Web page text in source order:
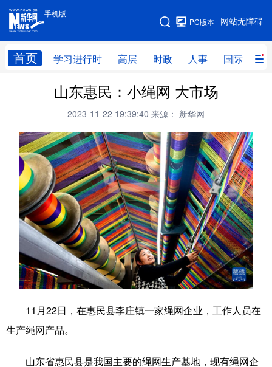
手机版
网站无障碍
PC版本
首页 学习进行时 高层 时政 人事 国际 财
手机版
网站地图
学习进行时 高层 时政
财经 网评
台湾 思客智库 全球连线 教育
科技 科创 量子 体育
文化 书画 健康 军事
访谈 视频 图片 政务
法律 中央文件 金融 汽车
食品 人居 信息化 数字经济
山东惠民：小绳网 大市场
2023-11-22 19:39:40 来源： 新华网
11月22日，在惠民县李庄镇一家绳网企业，工作人员在
生产绳网产品。
山东省惠民县是我国主要的绳网生产基地，现有绳网企